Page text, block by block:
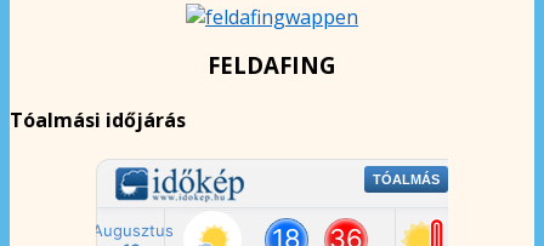
FELDAFING
Tóalmási időjárás